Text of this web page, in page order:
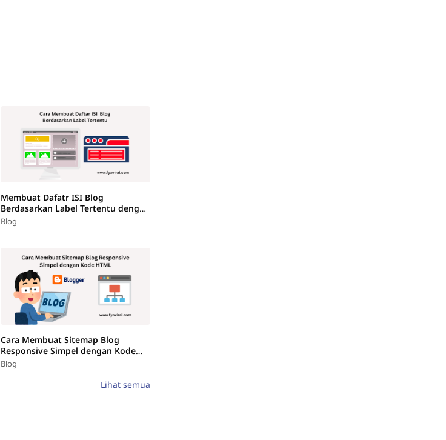
Membuat Dafatr ISI Blog
Berdasarkan Label Tertentu dengan
Mudah
Blog
Cara Membuat Sitemap Blog
Responsive Simpel dengan Kode
HTML
Blog
Lihat semua